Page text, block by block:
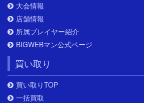
大会情報
店舗情報
所属プレイヤー紹介
BIGWEBマン公式ページ
買い取り
買い取りTOP
一括買取